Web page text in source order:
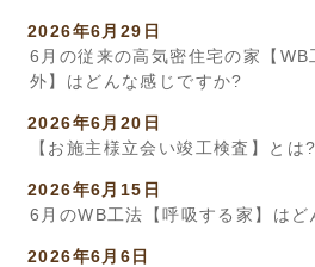
2026年6月29日
6月の従来の高気密住宅の家【WB
外】はどんな感じですか?
2026年6月20日
【お施主様立会い竣工検査】とは?
2026年6月15日
6月のWB工法【呼吸する家】はど
2026年6月6日